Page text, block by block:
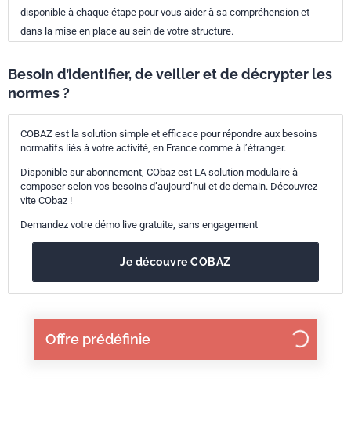
Offre prédéfinie
disponible à chaque étape pour vous aider à sa compréhension et
dans la mise en place au sein de votre structure.
Besoin d’identifier, de veiller et de décrypter les
normes ?
COBAZ est la solution simple et efficace pour répondre aux besoins
normatifs liés à votre activité, en France comme à l’étranger.
Disponible sur abonnement, CObaz est LA solution modulaire à
composer selon vos besoins d’aujourd’hui et de demain. Découvrez
vite CObaz !
Demandez votre démo live gratuite, sans engagement
Je découvre COBAZ